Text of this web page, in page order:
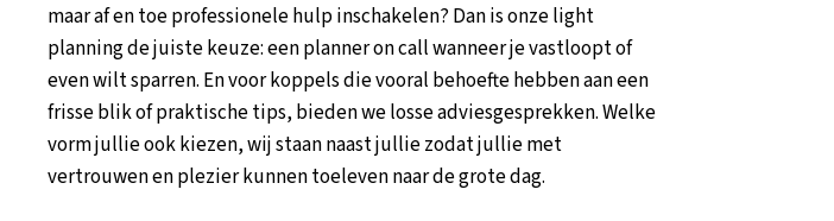
maar af en toe professionele hulp inschakelen? Dan is onze light
planning de juiste keuze: een planner on call wanneer je vastloopt of
even wilt sparren. En voor koppels die vooral behoefte hebben aan een
frisse blik of praktische tips, bieden we losse adviesgesprekken. Welke
vorm jullie ook kiezen, wij staan naast jullie zodat jullie met
vertrouwen en plezier kunnen toeleven naar de grote dag.